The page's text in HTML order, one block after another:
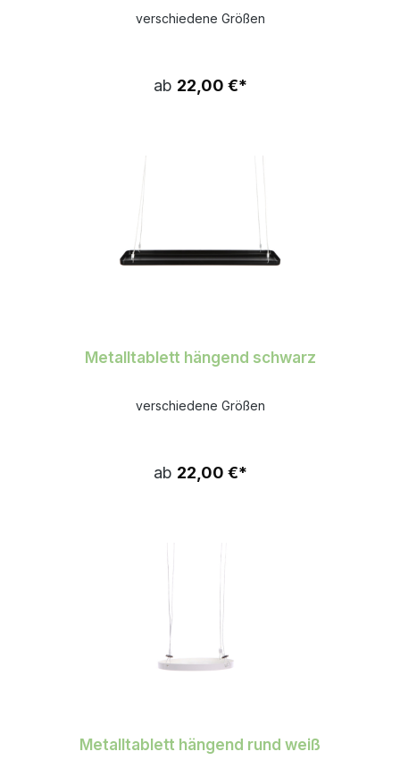
verschiedene Größen
ab 22,00 €*
Metalltablett hängend schwarz
verschiedene Größen
ab 22,00 €*
Metalltablett hängend rund weiß